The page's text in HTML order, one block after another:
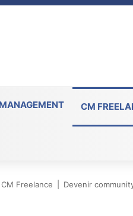
CM
CM Freelance Devenir